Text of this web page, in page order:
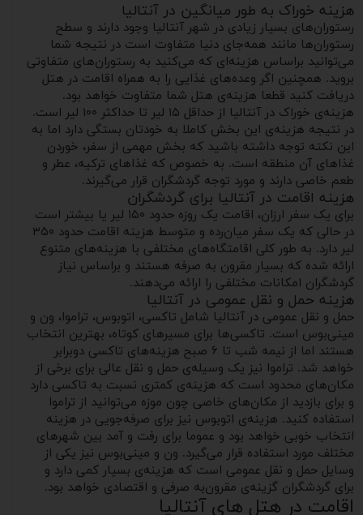
هزینه خوراک به طور میانگین در آنتالیا
رستوران‌های بسیار زیادی در شهر آنتالیا وجود دارند و سطح
رستوران‌ها مانند همه‌جای دنیا متفاوت است در نتیجه شما
می‌توانید براساس هزینه‌ای که می‌کنید به رستوران‌های متفاوتی
بروید. همچنین اگر وعده‌های غذایی را به همراه اقامت در هتل
دریافت کنید قطعا هزینه‌ی هتل شما متفاوت خواهد بود.
هزینه‌ی خوراک در آنتالیا از حداقل ۱۵ لیر تا حداکثر ۱۰۰ لیر است.
در نتیجه هزینه‌ی این بخش کاملا به خودتان بستگی دارد اما به
این نکته توجه داشته باشید که بخش مهمی از سفر، خوردن
غذاهای آن منطقه است. به خصوص که غذاهای ترکیه، عطر و
طعم خاصی دارند و مورد توجه گردشگران قرار می‌گیرند.
هزینه اقامت در آنتالیا برای گردشگران
برای یک سفر ارزان، اقامت یک روزه حدود ۱۵۰ لیر یا بیشتر است
در حالی که یک سفر میان‌رده و متوسط هزینه اقامت حدود ۳۵۰
لیر دارد. به طور کلی اقامتگاه‌های مختلفی با هزینه‌های متنوع
ارائه شده که بسیار مقرون به صرفه هستند و براساس نیاز
گردشگران امکانات مختلفی را ارائه می‌دهند.
هزینه حمل و نقل عمومی در آنتالیا
حمل و نقل عمومی در آنتالیا شامل تاکسی، اتوبوس، تراموا، ون و
مینی‌بوس است. تاکسی‌ها برای مسیرهای کوتاه، بهترین انتخاب
هستند اما از نیمه شب تا ۶ صبح هزینه‌های تاکسی دوبرابر
خواهد شد. تراموا نیز یک وسیله‌ی حمل و نقل عالی برای برخی از
مکان‌های محدود است که هزینه‌ی کمتری نسبت به تاکسی دارد
و برای بازدید از مکان‌های خاصی چون موزه می‌توانید از تراموا
استفاده کنید. هزینه‌ی اتوبوس نیز برای صرفه‌جویی در هزینه
انتخاب خوبی خواهد بود و عموما برای رفت و آمد بین شهرهای
مختلف مورد استفاده قرار می‌گیرد. ون و مینی‌بوس نیز یکی از
وسایل حمل و نقل عمومی است که هزینه‌ی بسیار کمی دارد و
برای گردشگران گزینه‌ی مقرون‌به صرفی و اقتصادی خواهد بود.
اقامت در هتل های آنتالیا